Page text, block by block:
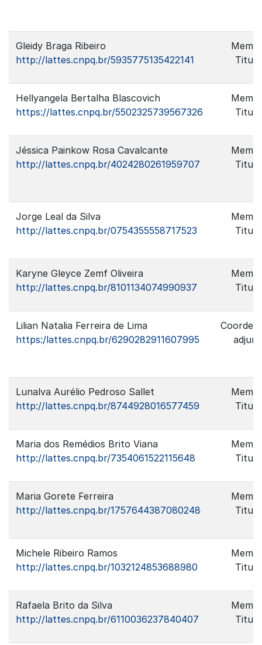
Gleidy Braga Ribeiro
http://lattes.cnpq.br/5935775135422141
Hellyangela Bertalha Blascovich
https://lattes.cnpq.br/5502325739567326
Jéssica Painkow Rosa Cavalcante
http://lattes.cnpq.br/4024280261959707
Jorge Leal da Silva
http://lattes.cnpq.br/0754355558717523
Karyne Gleyce Zemf Oliveira
http://lattes.cnpq.br/8101134074990937
Lilian Natalia Ferreira de Lima
https:/lattes.cnpq.br/6290282911607995
Lunalva Aurélio Pedroso Sallet
http://lattes.cnpq.br/8744928016577459
Maria dos Remédios Brito Viana
http://lattes.cnpq.br/7354061522115648
Maria Gorete Ferreira
http://lattes.cnpq.br/1757644387080248
Michele Ribeiro Ramos
http://lattes.cnpq.br/1032124853688980
Rafaela Brito da Silva
http://lattes.cnpq.br/6110036237840407